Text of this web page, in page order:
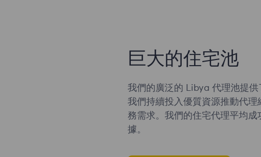
巨大的住宅池
我們的廣泛的 Libya 代理池提供
我們持續投入優質資源推動代
務需求。我們的住宅代理平均
據。